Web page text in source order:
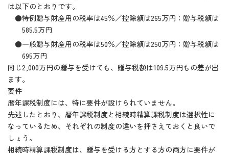
は以下のとおりです。
●特例贈与財産用の税率は45％／控除額は265万円：贈与税額は
585.5万円
●一般贈与財産用の税率は50％／控除額は250万円：贈与税額は
695万円
同じ2,000万円の贈与を受けても、贈与税額は109.5万円もの差が出
ます。
要件
暦年課税制度には、特に要件が設けられていません。
先述したとおり、暦年課税制度と相続時精算課税制度は選択性に
なっているため、それぞれの制度の違いを押さえておくと良いで
しょう。
相続時精算課税制度は、贈与を受ける方とする方の両方に要件が